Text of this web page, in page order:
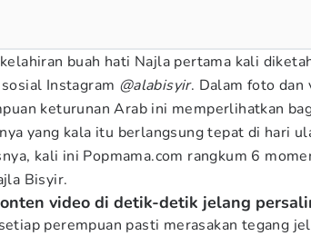
buah hati Najla pertama kali
Instagram @alabisyir. Dalam foto dan
keturunan Arab ini memperlihatkan
yang kala itu berlangsung tepat di hari
kali ini Popmama.com rangkum 6
Bisyir.
video di detik-detik jelang
perempuan pasti merasakan tegang